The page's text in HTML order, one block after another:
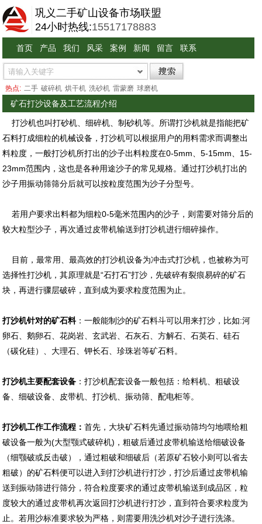
巩义二手矿山设备市场联盟
24小时热线:15517178883
首页 产品 我们 风采 案例 新闻 留言 联系
热点: 二手 破碎机 烘干机 洗砂机 雷蒙磨 球磨机
矿石打沙设备及工艺流程介绍
打沙机也叫打砂机、细碎机、制砂机等。所谓打沙机就是指能把矿
石料打成细粒的机械设备，打沙机可以根据用户的用料需求而调整出
料粒度，一般打沙机所打出的沙子出料粒度在0-5mm、5-15mm、15-
23mm范围内，这也是各种用途沙子的常见规格。通过打沙机打出的
沙子用振动筛筛分后就可以按粒度范围为沙子分型号。
若用户要求出料都为细粒0-5毫米范围内的沙子，则需要对筛分后的
较大粒型沙子，再次通过皮带机输送到打沙机进行细碎操作。
目前，最常用、最高效的打沙机设备为冲击式打沙机，也被称为可
选择性打沙机，其原理就是“石打石”打沙，先破碎有裂痕易碎的矿石
块，再进行骤层破碎，直到成为要求粒度范围为止。
打沙机针对的矿石料：一般能制沙的矿石料斗可以用来打沙，比如:河
卵石、鹅卵石、花岗岩、玄武岩、石灰石、方解石、石英石、硅石
（碳化硅）、大理石、钾长石、珍珠岩等矿石料。
打沙机主要配套设备 ：打沙机配套设备一般包括：给料机、粗破设
备、细破设备、皮带机、打沙机、振动筛、配电柜等。
打沙机工作工作流程：首先，大块矿石料先通过振动筛均匀地喂给粗
破设备一般为(大型颚式破碎机)，粗破后通过皮带机输送给细破设备
（细颚破或反击破），通过粗破和细破后（若原矿石较小则可以省去
粗破）的矿石料便可以进入到打沙机进行打沙，打沙后通过皮带机输
送到振动筛进行筛分，符合粒度要求的通过皮带机输送到成品区，粒
度较大的通过皮带机再次返回打沙机进行打沙，直到符合要求粒度为
止。若用沙标准要求较为严格，则需要用洗沙机对沙子进行洗涤。